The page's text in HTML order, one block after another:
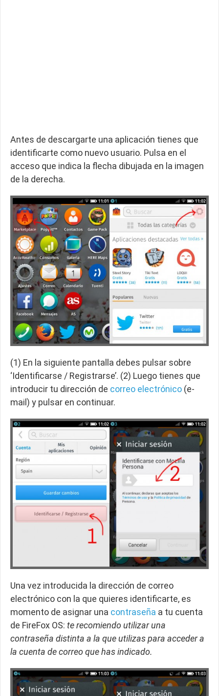
Antes de descargarte una aplicación tienes que
identificarte como nuevo usuario. Pulsa en el
acceso que indica la flecha dibujada en la imagen
de la derecha.
(1) En la siguiente pantalla debes pulsar sobre
‘Identificarse / Registrarse’. (2) Luego tienes que
introducir tu dirección de correo electrónico (e-
mail) y pulsar en continuar.
Una vez introducida la dirección de correo
electrónico con la que quieres identificarte, es
momento de asignar una contraseña a tu cuenta
de FireFox OS: te recomiendo utilizar una
contraseña distinta a la que utilizas para acceder a
la cuenta de correo que has indicado.